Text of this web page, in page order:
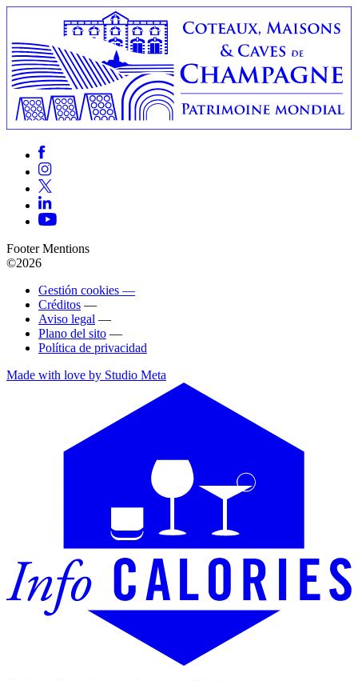
Footer Mentions
©2026
Gestión cookies —
Créditos —
Aviso legal —
Plano del sito —
Política de privacidad
Made with love by Studio Meta